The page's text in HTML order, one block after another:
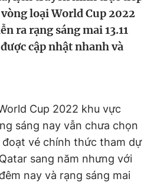
Bạn cần biết
điện thoại
loại World Cup 2022
ra rạng sáng mai 13.11
cập nhật nhanh và
Cup 2022 khu vực
sáng nay vẫn chưa chọn
vé chính thức tham dự
sang năm nhưng với
nay và rạng sáng mai